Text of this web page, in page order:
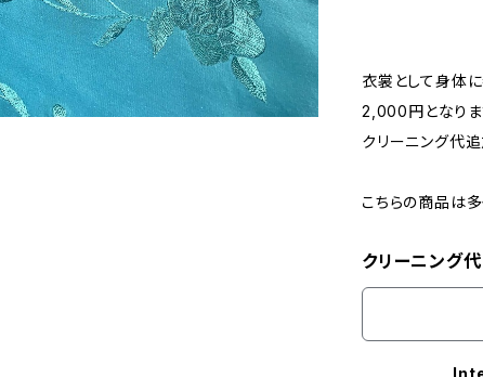
衣裳として身体
2,000円となり
クリーニング代
こちらの商品は
クリーニング代